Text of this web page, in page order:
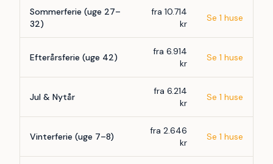
Sommerferie (uge 27–
32)
fra 10.714
kr
Se 1 huse
Efterårsferie (uge 42)
fra 6.914
kr
Se 1 huse
Jul & Nytår
fra 6.214
kr
Se 1 huse
Vinterferie (uge 7–8)
fra 2.646
kr
Se 1 huse